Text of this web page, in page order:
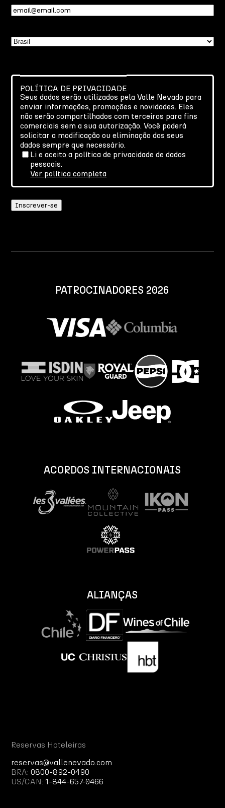
Email(obrigatório)
País
POLÍTICA DE PRIVACIDADE
Seus dados serão utilizados pela Valle Nevado para
enviar informações, promoções e novidades. Eles
não serão compartilhados com terceiros para fins
comerciais sem a sua autorização. Você poderá
solicitar a modificação ou eliminação dos seus
dados sempre que necessário.
Li e aceito a política de privacidade de dados
pessoais.
Ver política completa
PATROCINADORES 2026
ACORDOS INTERNACIONAIS
ALIANÇAS
Reservas Hoteleiras
reservas@vallenevado.com
BRA:0800-892-0490
US/CAN:1-844-657-0466